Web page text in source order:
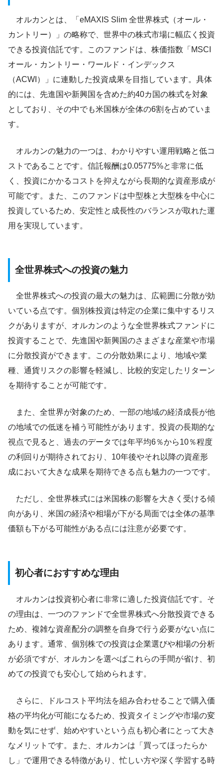
オルカンとは、「eMAXIS Slim 全世界株式（オール・
カントリー）」の略称で、世界中の株式市場に幅広く投資
できる投資信託です。このファンドは、株価指数「MSCI
オール・カントリー・ワールド・インデックス
（ACWI）」に連動した投資成果を目指しています。具体
的には、先進国や新興国を含めた約40カ国の株式を対象
としており、その中でも米国株が全体の6割を占めていま
す。
オルカンの魅力の一つは、わかりやすい運用戦略と低コ
ストであることです。信託報酬は0.05775%と非常に低
く、投資にかかるコストを抑えながら長期的な資産形成が
可能です。また、このファンドは中型株と大型株を中心に
投資しているため、安定性と成長性のバランスが取れた運
用を実現しています。
全世界株式への投資の魅力
全世界株式への投資の最大の魅力は、広範囲に分散が効
いている点です。個別株投資は特定の企業に集中するリス
クがありますが、オルカンのような全世界株式ファンドに
投資することで、先進国や新興国のさまざまな産業や市場
に分散投資ができます。この分散効果により、地域や業
種、通貨リスクの影響を軽減し、比較的安定したリターン
を期待することが可能です。
また、全世界が対象のため、一部の地域の経済成長が他
の地域での低迷を補う可能性があります。投資の長期的な
視点で見ると、過去のデータでは年平均6％から10％程度
の利回りが期待されており、10年後やそれ以降の資産形
成において大きな成果を期待できる点も魅力の一つです。
ただし、全世界株式には米国株の影響を大きく受ける傾
向があり、米国の経済や相場が下がる局面では全体の基準
価額も下がる可能性がある点には注意が必要です。
初心者におすすめな理由
オルカンは投資初心者に非常に適した投資信託です。そ
の理由は、一つのファンドで全世界株式へ分散投資できる
ため、複雑な資産配分の調整を自身で行う必要がない点に
あります。通常、個別株での投資は企業選びや相場の分析
が必須ですが、オルカンを選べばこれらの手間が省け、初
めての投資でも安心して始められます。
さらに、ドルコスト平均法を組み合わせることで購入価
格の平均化が可能になるため、投資タイミングや市場の変
動を気にせず、始めやすいという点も初心者にとって大き
なメリットです。また、オルカンは「買ってほったらか
し」で運用できる特徴があり、忙しい方や深く学習する時